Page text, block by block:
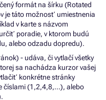
formát na šírku (Rotated
je táto možnosť umiestnenia
v karte s názvom
poradie, v ktorom budú
alebo odzadu dopredu).
- udáva, či vytlačí všetky
sa nachádza kurzor vašej
konkrétne stránky
číslami (1,2,4,8,...), alebo